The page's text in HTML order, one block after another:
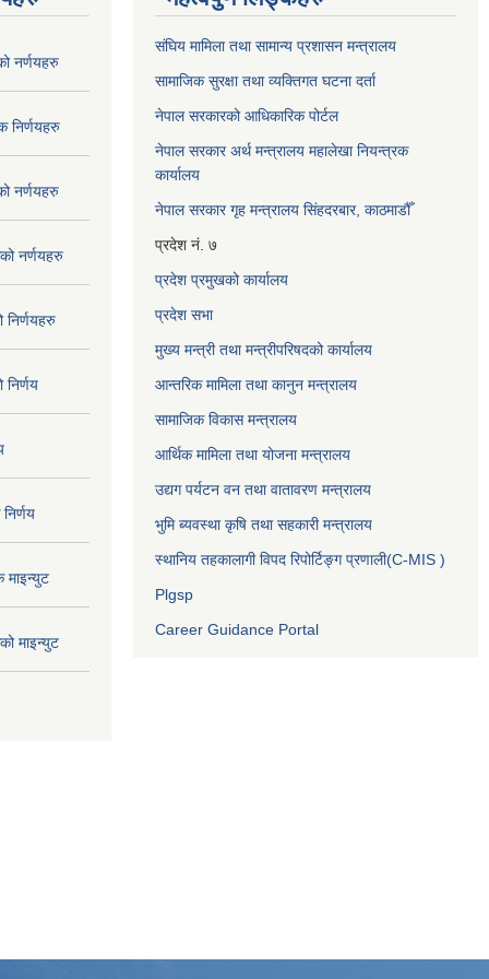
नर्णयहरु
निर्णयहरु
नर्णयहरु
नर्णयहरु
निर्णयहरु
माइन्युट
माइन्युट
संघिय मामिला तथा सामान्य प्रशासन मन्त्रालय
सामाजिक सुरक्षा तथा व्यक्तिगत घटना दर्ता
नेपाल सरकारको आधिकारिक पोर्टल
नेपाल सरकार अर्थ मन्त्रालय महालेखा नियन्त्रक
कार्यालय
नेपाल सरकार गृह मन्त्रालय सिंहदरबार, काठमाडौँ
प्रदेश नं. ७
प्रदेश प्रमुखको कार्यालय
प्रदेश सभा
मुख्य मन्त्री तथा मन्त्रीपरिषदको कार्यालय
आन्तरिक मामिला तथा कानुन मन्त्रालय
सामाजिक विकास मन्त्रालय
आर्थिक मामिला तथा योजना मन्त्रालय
उद्यग पर्यटन वन तथा वातावरण मन्त्रालय
भुमि ब्यवस्था कृषि तथा सहकारी मन्त्रालय
स्थानिय तहकालागी विपद रिपोर्टिङ्ग प्रणाली(C-MIS )
Plgsp
Career Guidance Portal